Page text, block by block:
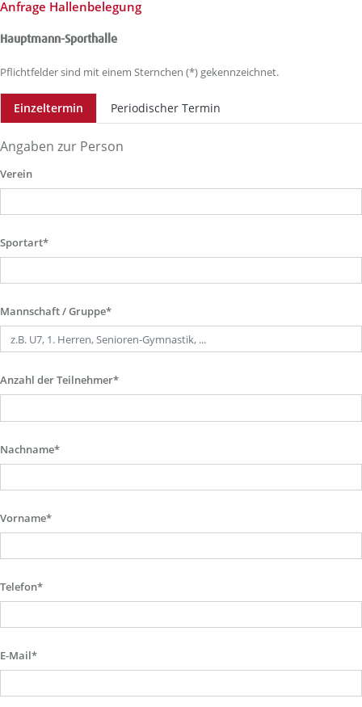
Anfrage Hallenbelegung
Hauptmann-Sporthalle
Pflichtfelder sind mit einem Sternchen (*) gekennzeichnet.
Einzeltermin Periodischer Termin
Angaben zur Person
Verein
Sportart*
Mannschaft / Gruppe*
Anzahl der Teilnehmer*
Nachname*
Vorname*
Telefon*
E-Mail*